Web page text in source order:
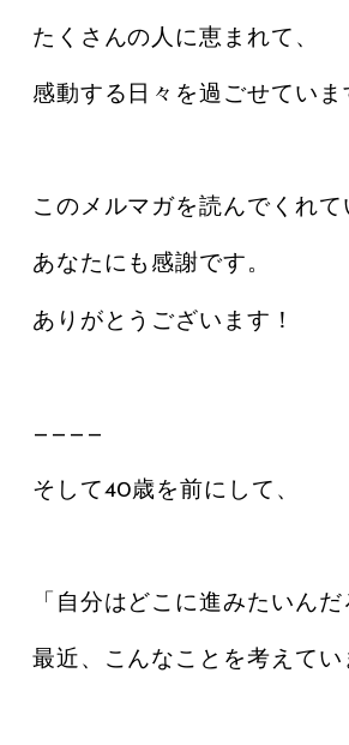
たくさんの人に恵まれて、
感動する日々を過ごせていま
このメルマガを読んでくれて
あなたにも感謝です。
ありがとうございます！
————
そして40歳を前にして、
「自分はどこに進みたいんだ
最近、こんなことを考えてい